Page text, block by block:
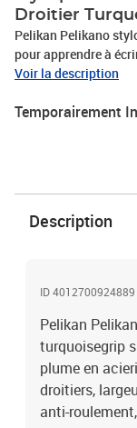
Droitier
Pelikan Pelikano
pour apprendre à
flexible, pour
Voir la description
Temporairement
Description
ID 4012700924889
Pelikan
turquoisegrip
plume en
droitiers,
anti-